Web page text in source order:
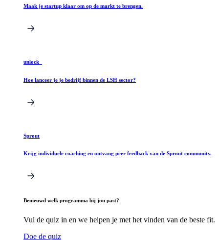
Maak je startup klaar om op de markt te brengen.
unlock_
Hoe lanceer je je bedrijf binnen de LSH sector?
Sprout
Krijg individuele coaching en ontvang peer feedback van de Sprout community.
Benieuwd welk programma bij jou past?
Vul de quiz in en we helpen je met het vinden van de beste fit.
Doe de quiz